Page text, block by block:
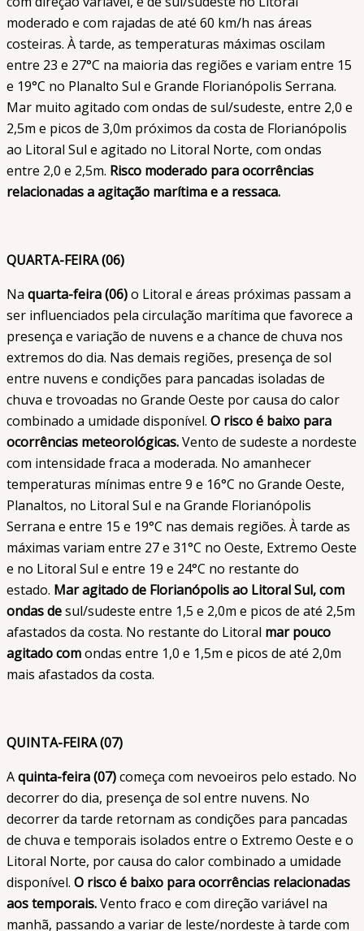
moderado e com rajadas de até 60 km/h nas áreas
costeiras. À tarde, as temperaturas máximas oscilam
entre 23 e 27°C na maioria das regiões e variam entre 15
e 19°C no Planalto Sul e Grande Florianópolis Serrana.
Mar muito agitado com ondas de sul/sudeste, entre 2,0 e
2,5m e picos de 3,0m próximos da costa de Florianópolis
ao Litoral Sul e agitado no Litoral Norte, com ondas
entre 2,0 e 2,5m. Risco moderado para ocorrências
relacionadas a agitação marítima e a ressaca.
QUARTA-FEIRA (06)
Na quarta-feira (06)o Litoral e áreas próximas passam a
ser influenciados pela circulação marítima que favorece a
presença e variação de nuvens e a chance de chuva nos
extremos do dia. Nas demais regiões, presença de sol
entre nuvens e condições para pancadas isoladas de
chuva e trovoadas no Grande Oeste por causa do calor
combinado a umidade disponível. O risco é baixo para
ocorrências meteorológicas.Vento de sudeste a nordeste
com intensidade fraca a moderada. No amanhecer
temperaturas mínimas entre 9 e 16°C no Grande Oeste,
Planaltos, no Litoral Sul e na Grande Florianópolis
Serrana e entre 15 e 19°C nas demais regiões. À tarde as
máximas variam entre 27 e 31°C no Oeste, Extremo Oeste
e no Litoral Sul e entre 19 e 24°C no restante do
estado. Mar agitado de Florianópolis ao Litoral Sul, com
ondas desul/sudeste entre 1,5 e 2,0m e picos de até 2,5m
afastados da costa. No restante do Litoral mar pouco
agitado comondas entre 1,0 e 1,5m e picos de até 2,0m
mais afastados da costa.
QUINTA-FEIRA (07)
Aquinta-feira (07)começa com nevoeiros pelo estado. No
decorrer do dia, presença de sol entre nuvens. No
decorrer da tarde retornam as condições para pancadas
de chuva e temporais isolados entre o Extremo Oeste e o
Litoral Norte, por causa do calor combinado a umidade
disponível. O risco é baixo para ocorrências relacionadas
aos temporais.Vento fraco e com direção variável na
manhã, passando a variar de leste/nordeste à tarde com